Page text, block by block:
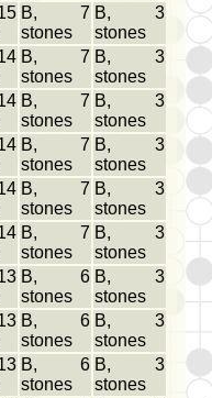
B, 7
stones
B, 3
stones
B, 7
stones
B, 3
stones
B, 7
stones
B, 3
stones
B, 7
stones
B, 3
stones
B, 7
stones
B, 3
stones
B, 7
stones
B, 3
stones
B, 6
stones
B, 3
stones
B, 6
stones
B, 3
stones
B, 6
stones
B, 3
stones